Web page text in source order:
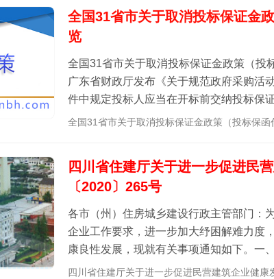
全国31省市关于取消投标保证金
览
全国31省市关于取消投标保证金政策（投
广东省财政厅发布《关于规范政府采购活
件中规定投标人应当在开标前交纳投标保
的，投标保证金不得超过采购项目预算...
全国31省市关于取消投标保证金政策（投标保
四川省住建厅关于进一步促进民
〔2020〕265号
各市（州）住房城乡建设行政主管部门：
企业工作要求，进一步加大纾困解难力度
康良性发展，现就有关事项通知如下。一
乡建设行政主管部门要认真落实《四川省
四川省住建厅关于进一步促进民营建筑企业健康